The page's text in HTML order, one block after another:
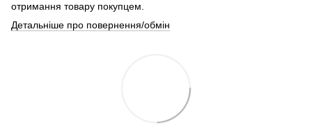
отримання товару покупцем.
Детальніше про повернення/обмін